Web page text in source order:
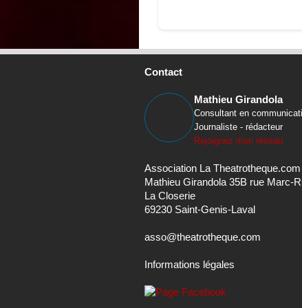
Contact
Mathieu Girandola
Consultant en
Journaliste - rédacteur
Rejoignez mon réseau
Association La
Mathieu Girandola 35B rue Marc-
La Closerie
69230 Saint-Genis-Laval
asso@theatrotheque.com
Informations légales